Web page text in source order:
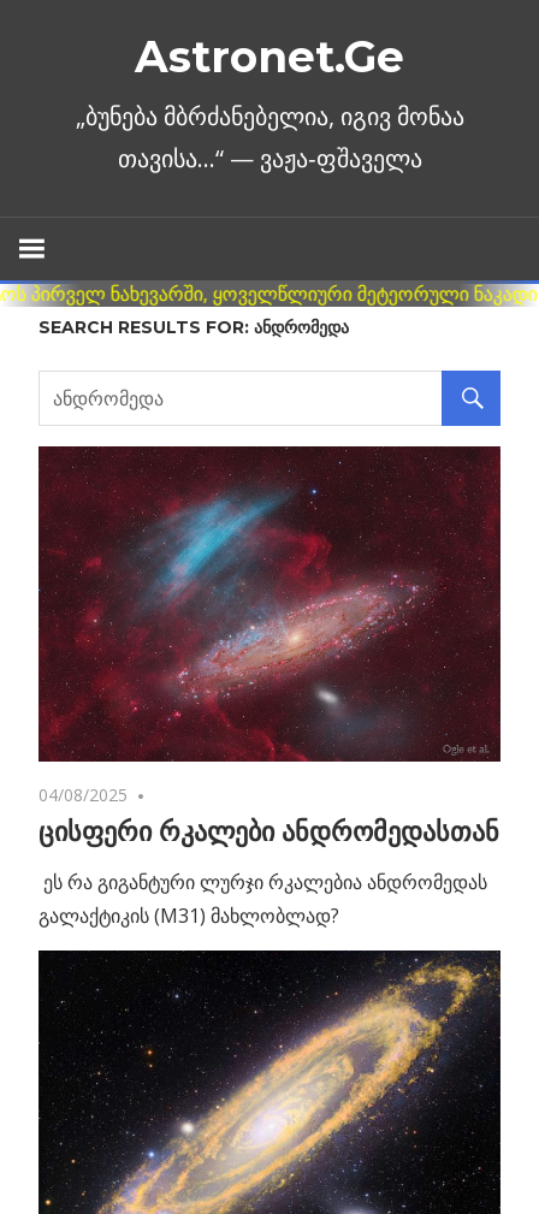
Astronet.Ge
SEARCH RESULTS FOR: ᲐᲜᲓᲠᲝᲛᲔᲓᲐ
04/08/2025
ცისფერი რკალები ანდრომედასთან
ეს რა გიგანტური ლურჯი რკალებია ანდრომედას
გალაქტიკის (M31) მახლობლად?